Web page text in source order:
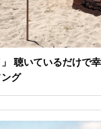
」 聴いているだけで
グ